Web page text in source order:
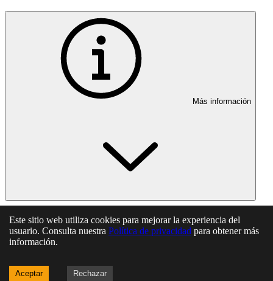
Más información
En esta página
Artículo 1. Orientaciones de política energética
la Transición Ecológica y la Comisión Nacional de los
Mercados y la Competencia
Este sitio web utiliza cookies para mejorar la experiencia del
usuario. Consulta nuestra Política de privacidad para obtener más
información.
Aceptar Rechazar